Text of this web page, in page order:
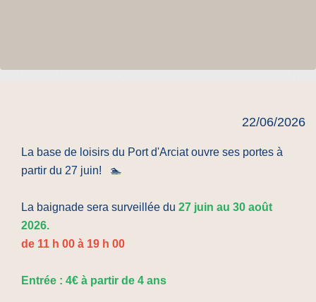
22/06/2026
La base de loisirs du Port d'Arciat ouvre ses portes à
partir du 27 juin! 🏊
La baignade sera surveillée du 27 juin au 30 août
2026.
de 11 h 00 à 19 h 00
Entrée : 4€ à partir de 4 ans